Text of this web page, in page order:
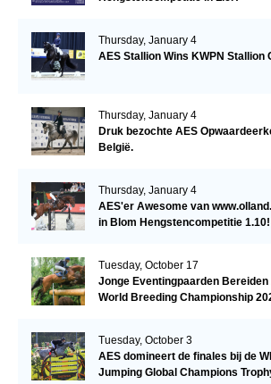
Thursday, January 4
AES Stallion Wins KWPN Stallion
Thursday, January 4
Druk bezochte AES
België.
Thursday, January 4
AES'er Awesome van
in Blom Hengstencompetitie 1.10!
Tuesday, October 17
Jonge Eventingpaarden Bereiden
World Breeding Championship
Tuesday, October 3
AES domineert de finales bij de
Jumping Global Champions